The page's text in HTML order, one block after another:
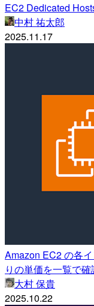
EC2 Dedicated
中村 祐太郎
2025.11.17
Amazon EC2 の各
りの単価を一覧で
大村 保貴
2025.10.22